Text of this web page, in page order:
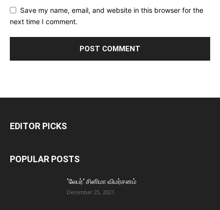
Save my name, email, and website in this browser for the
next time I comment.
EDITOR PICKS
POPULAR POSTS
‘லேபர்’ சினிமா விமர்சனம்
December 25, 2021